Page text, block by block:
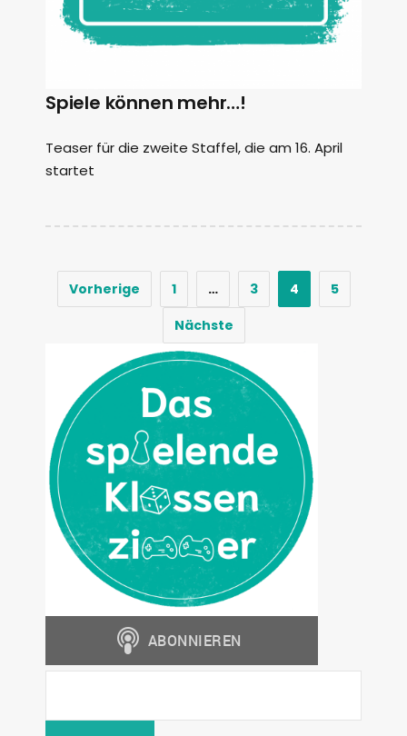
Spiele können mehr…!
Teaser für die zweite Staffel, die am 16. April
startet
Vorherige 1 … 3 4
5
Nächste